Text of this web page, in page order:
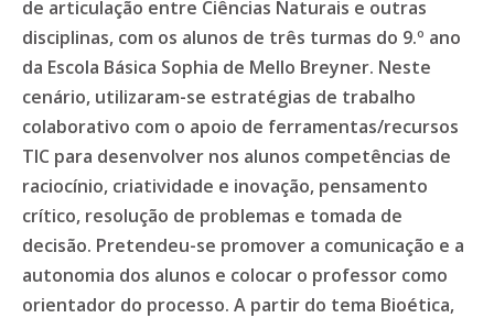
de articulação entre Ciências Naturais e outras
disciplinas, com os alunos de três turmas do 9.º ano
da Escola Básica Sophia de Mello Breyner. Neste
cenário, utilizaram-se estratégias de trabalho
colaborativo com o apoio de ferramentas/recursos
TIC para desenvolver nos alunos competências de
raciocínio, criatividade e inovação, pensamento
crítico, resolução de problemas e tomada de
decisão. Pretendeu-se promover a comunicação e a
autonomia dos alunos e colocar o professor como
orientador do processo. A partir do tema Bioética,